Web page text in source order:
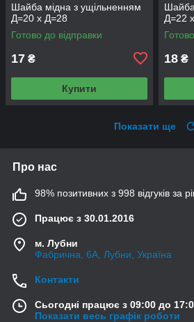
Шайба мідна з ущільненням
Д=20 х Д=28
Готово до відправки
17 ₴
Купити
Д=22
18 ₴
Показати ще
Про нас
98% позитивних з 998 відгуків за
Працює з 30.01.2016
м. Лубни
Фабрична, 6А, Лубни, Україна
Контакти
Сьогодні працює з 09:00 до
Показати весь графік роботи